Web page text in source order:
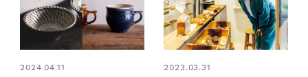
2024.04.11
2023.03.31